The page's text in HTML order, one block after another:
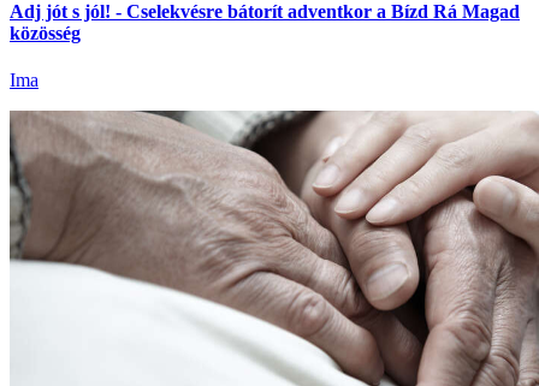
Adj jót s jól! - Cselekvésre bátorít adventkor a Bízd Rá Magad
közösség
Ima